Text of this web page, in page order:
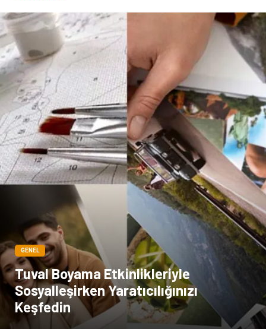
Moda
Bakım Kültür
Basın Yayın İthalat İhracat
Dernekler ve Birlikler Kiralama Servisleri
Telekomünikasyon Tarım & Hayvancılık
Periyodik Kontrol Spor Malzemeleri
GENEL
Tuval Boyama Etkinlikleriyle
Sosyalleşirken Yaratıcılığınızı
Keşfedin